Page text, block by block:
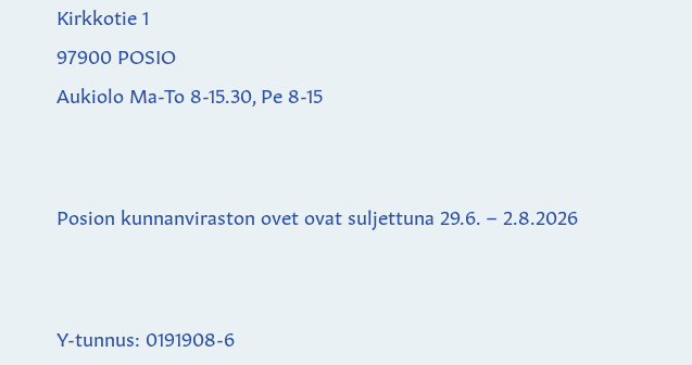
Kirkkotie 1
97900 POSIO
Aukiolo Ma-To 8-15.30, Pe 8-15
Posion kunnanviraston ovet ovat suljettuna 29.6. – 2.8.2026
Y-tunnus: 0191908-6